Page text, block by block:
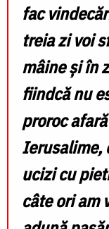
fac
treia zi voi
mâine și în
fiindcă nu
proroc
Ierusalime,
ucizi cu
câte ori am